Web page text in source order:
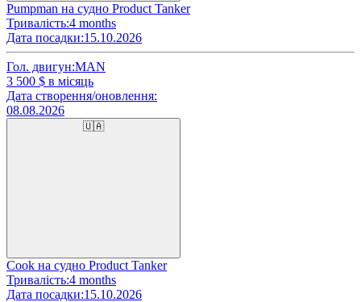
Pumpman на судно Product Tanker
Тривалість:4 months
Дата посадки:15.10.2026
Гол. двигун:MAN
3 500 $ в місяць
Дата створення/оновлення:
08.08.2026
🇺🇦
Cook на судно Product Tanker
Тривалість:4 months
Дата посадки:15.10.2026